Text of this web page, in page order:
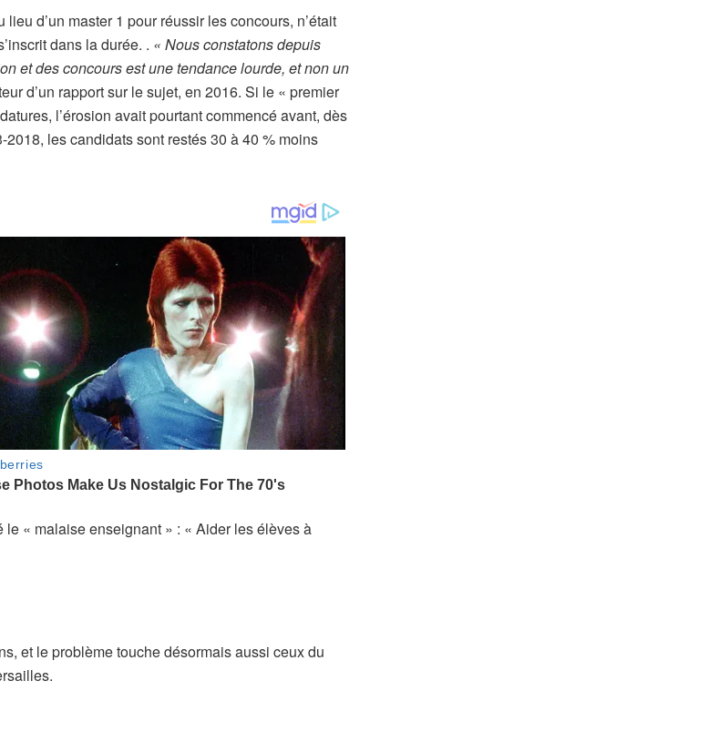
d’un master 1 pour réussir les concours, n’était
dans la durée. . « Nous constatons depuis
et des concours est une tendance lourde, et non un
d’un rapport sur le sujet, en 2016. Si le « premier
l’érosion avait pourtant commencé avant, dès
les candidats sont restés 30 à 40 % moins
« malaise enseignant » : « Aider les élèves à
et le problème touche désormais aussi ceux du